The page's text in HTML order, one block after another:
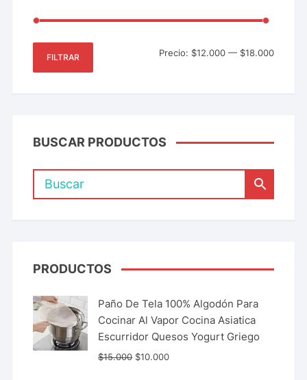
FILTRAR Precio: $12.000— $18.000
BUSCAR PRODUCTOS
PRODUCTOS
Paño De Tela 100% Algodón Para
Cocinar Al Vapor Cocina Asiatica
Escurridor Quesos Yogurt Griego
$15.000 $10.000